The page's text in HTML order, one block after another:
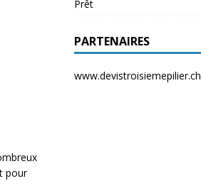
pour
Prêt
PARTENAIRES
www.devistroisiemepilier.ch